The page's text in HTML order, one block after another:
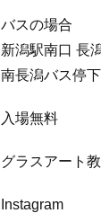
バスの場合
新潟駅南口 長
南長潟バス停
入場無料
グラスアート
Instagram